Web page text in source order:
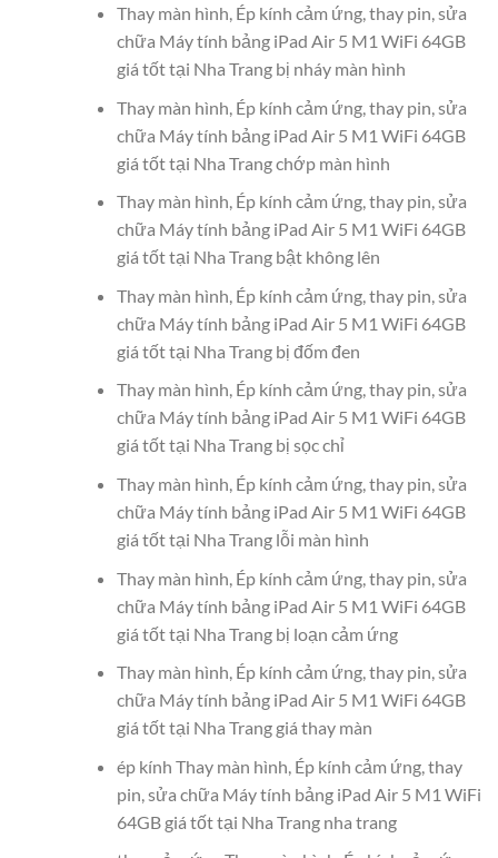
Thay màn hình, Ép kính cảm ứng, thay pin, sửa
chữa Máy tính bảng iPad Air 5 M1 WiFi 64GB
giá tốt tại Nha Trang bị nháy màn hình
Thay màn hình, Ép kính cảm ứng, thay pin, sửa
chữa Máy tính bảng iPad Air 5 M1 WiFi 64GB
giá tốt tại Nha Trang chớp màn hình
Thay màn hình, Ép kính cảm ứng, thay pin, sửa
chữa Máy tính bảng iPad Air 5 M1 WiFi 64GB
giá tốt tại Nha Trang bật không lên
Thay màn hình, Ép kính cảm ứng, thay pin, sửa
chữa Máy tính bảng iPad Air 5 M1 WiFi 64GB
giá tốt tại Nha Trang bị đốm đen
Thay màn hình, Ép kính cảm ứng, thay pin, sửa
chữa Máy tính bảng iPad Air 5 M1 WiFi 64GB
giá tốt tại Nha Trang bị sọc chỉ
Thay màn hình, Ép kính cảm ứng, thay pin, sửa
chữa Máy tính bảng iPad Air 5 M1 WiFi 64GB
giá tốt tại Nha Trang lỗi màn hình
Thay màn hình, Ép kính cảm ứng, thay pin, sửa
chữa Máy tính bảng iPad Air 5 M1 WiFi 64GB
giá tốt tại Nha Trang bị loạn cảm ứng
Thay màn hình, Ép kính cảm ứng, thay pin, sửa
chữa Máy tính bảng iPad Air 5 M1 WiFi 64GB
giá tốt tại Nha Trang giá thay màn
ép kính Thay màn hình, Ép kính cảm ứng, thay
pin, sửa chữa Máy tính bảng iPad Air 5 M1 WiFi
64GB giá tốt tại Nha Trang nha trang